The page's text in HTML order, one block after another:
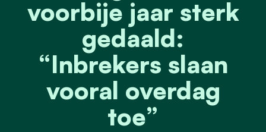
voorbije jaar sterk
gedaald:
“Inbrekers slaan
vooral overdag
toe”